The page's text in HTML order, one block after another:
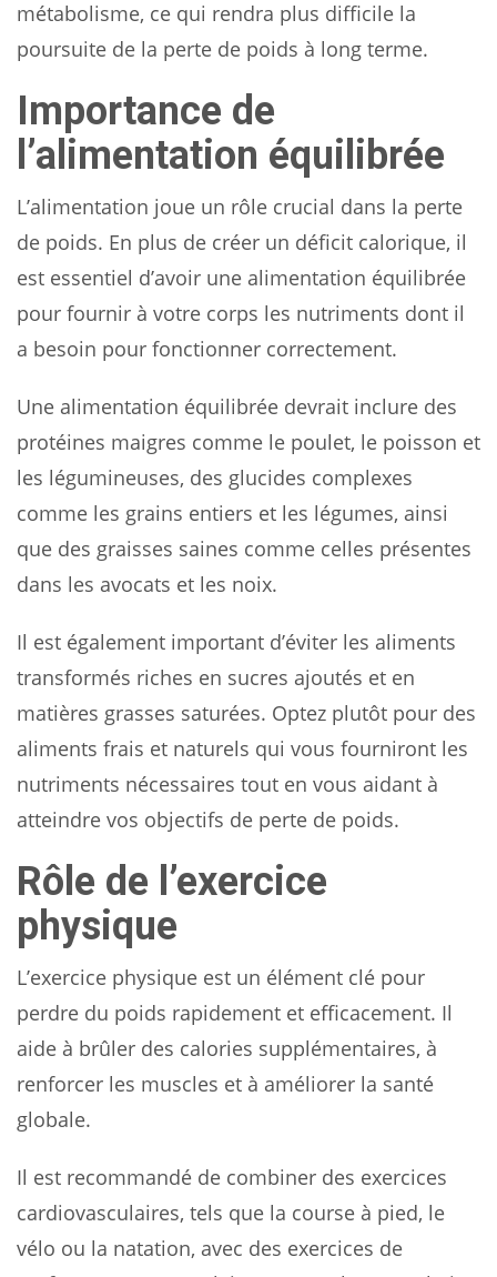
métabolisme, ce qui rendra plus difficile la
poursuite de la perte de poids à long terme.
Importance de
l’alimentation équilibrée
L’alimentation joue un rôle crucial dans la perte
de poids. En plus de créer un déficit calorique, il
est essentiel d’avoir une alimentation équilibrée
pour fournir à votre corps les nutriments dont il
a besoin pour fonctionner correctement.
Une alimentation équilibrée devrait inclure des
protéines maigres comme le poulet, le poisson et
les légumineuses, des glucides complexes
comme les grains entiers et les légumes, ainsi
que des graisses saines comme celles présentes
dans les avocats et les noix.
Il est également important d’éviter les aliments
transformés riches en sucres ajoutés et en
matières grasses saturées. Optez plutôt pour des
aliments frais et naturels qui vous fourniront les
nutriments nécessaires tout en vous aidant à
atteindre vos objectifs de perte de poids.
Rôle de l’exercice
physique
L’exercice physique est un élément clé pour
perdre du poids rapidement et efficacement. Il
aide à brûler des calories supplémentaires, à
renforcer les muscles et à améliorer la santé
globale.
Il est recommandé de combiner des exercices
cardiovasculaires, tels que la course à pied, le
vélo ou la natation, avec des exercices de